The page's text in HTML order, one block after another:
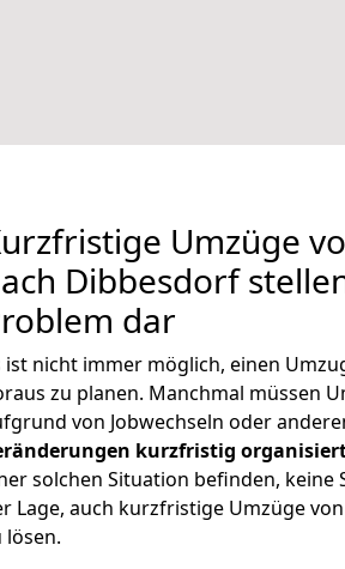
Umzüge
Dibbesdorf
dar
ist nicht immer möglich, einen
zu planen. Manchmal müssen
von Jobwechseln oder
kurzfristig
solchen Situation befinden, keine
Lage, auch kurzfristige Umzüge
lösen.